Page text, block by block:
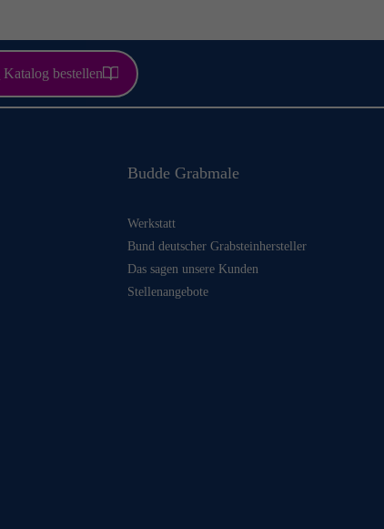
Katalog bestellen
Budde Grabmale
Werkstatt
Bund deutscher Grabsteinhersteller
Das sagen unsere Kunden
Stellenangebote